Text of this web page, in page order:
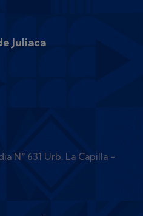
Juliaca
N° 631 Urb. La Capilla -